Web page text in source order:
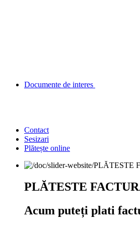
Documente de interes
Contact
Sesizari
Plătește online
PLĂTESTE
Acum puteți plati